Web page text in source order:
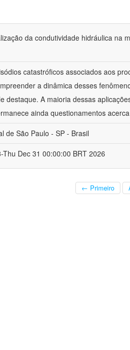
da condutividade hidráulica na
catastróficos associados aos
a dinâmica desses
destaque. A maioria dessas
ainda questionamentos
de São Paulo - SP - Brasil
Dec 31 00:00:00 BRT 2026
← Primeiro